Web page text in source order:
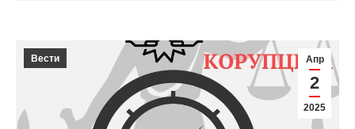
Апр
2
2025
Вести